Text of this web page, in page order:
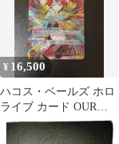
¥ 16,500
ハコス・ベールズ ホロ
ライブ カード OUR
hBP06-005 赤パラ SSP